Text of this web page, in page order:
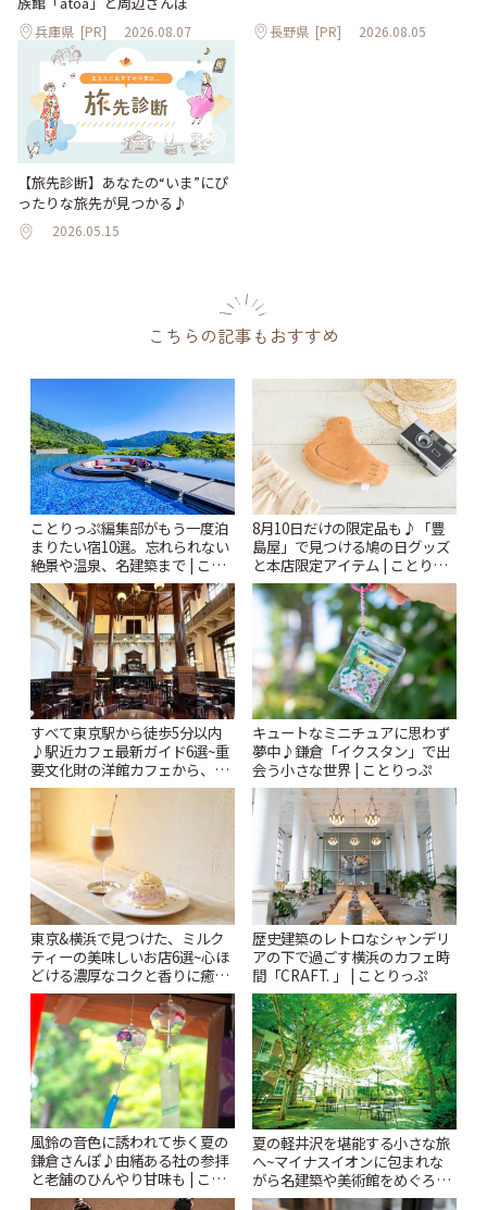
兵庫県 [PR] 2026.08.07 長野県 [PR] 2026.08.05
【旅先診断】あなたの“いま”にぴ
ったりな旅先が見つかる♪
2026.05.15
こちらの記事もおすすめ
ことりっぷ編集部がもう一度泊
まりたい宿10選。忘れられない
絶景や温泉、名建築まで | こと
りっぷ
8月10日だけの限定品も♪「豊
島屋」で見つける鳩の日グッズ
と本店限定アイテム | ことりっ
ぷ
すべて東京駅から徒歩5分以内
♪駅近カフェ最新ガイド6選~重
要文化財の洋館カフェから、改
札すぐのレトロ喫茶まで~ | こと
りっぷ
キュートなミニチュアに思わず
夢中♪鎌倉「イクスタン」で出
会う小さな世界 | ことりっぷ
東京&横浜で見つけた、ミルク
ティーの美味しいお店6選~心ほ
どける濃厚なコクと香りに癒や
されるティータイム~ | ことりっ
ぷ
歴史建築のレトロなシャンデリ
アの下で過ごす横浜のカフェ時
間「CRAFT. 」 | ことりっぷ
風鈴の音色に誘われて歩く夏の
鎌倉さんぽ♪由緒ある社の参拝
と老舗のひんやり甘味も | こと
りっぷ
夏の軽井沢を堪能する小さな旅
へ~マイナスイオンに包まれな
がら名建築や美術館をめぐろう
~ | ことりっぷ